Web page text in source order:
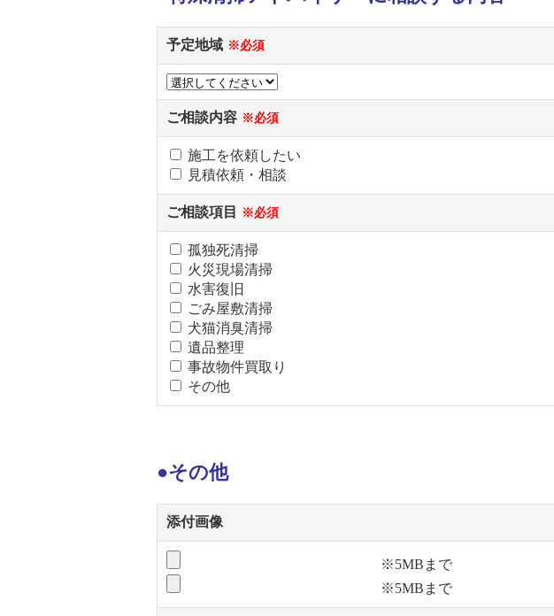
予定地域 ※必須
ご相談内容 ※必須
施工を依頼したい
見積依頼・相談
ご相談項目 ※必須
孤独死清掃
火災現場清掃
水害復旧
ごみ屋敷清掃
犬猫消臭清掃
遺品整理
事故物件買取り
その他
●その他
添付画像
※5MBまで
※5MBまで